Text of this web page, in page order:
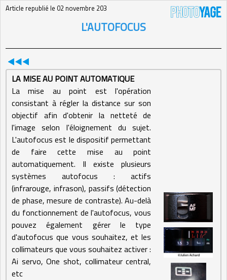
Article republié le 02 novembre 203
L'AUTOFOCUS
LA MISE AU POINT AUTOMATIQUE
La mise au point est l'opération
consistant à régler la distance sur son
objectif afin d'obtenir la netteté de
l'image selon l'éloignement du sujet.
L'autofocus est le dispositif permettant
de faire cette mise au point
automatiquement. Il existe plusieurs
systèmes autofocus : actifs
(infrarouge, infrason), passifs (détection
de phase, mesure de contraste). Au-delà
du fonctionnement de l'autofocus, vous
pouvez également gérer le type
d'autofocus que vous souhaitez, et les
collimateurs que vous souhaitez activer :
Ai servo, One shot, collimateur central,
etc